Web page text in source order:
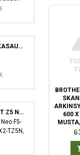
TIETOKONEEN KASAUSPALVELU SEKÄ KÄYTTÖJÄRJESTELMÄN ASENNUS
EXPO
G.SKILL TRIDENT Z5 NEO F5-6000J3038F16GX2-TZ5N MUISTIMODUULI 32 GB 2 X 16 GB DDR5 6000 MHZ
F5-
TZ5N,
600